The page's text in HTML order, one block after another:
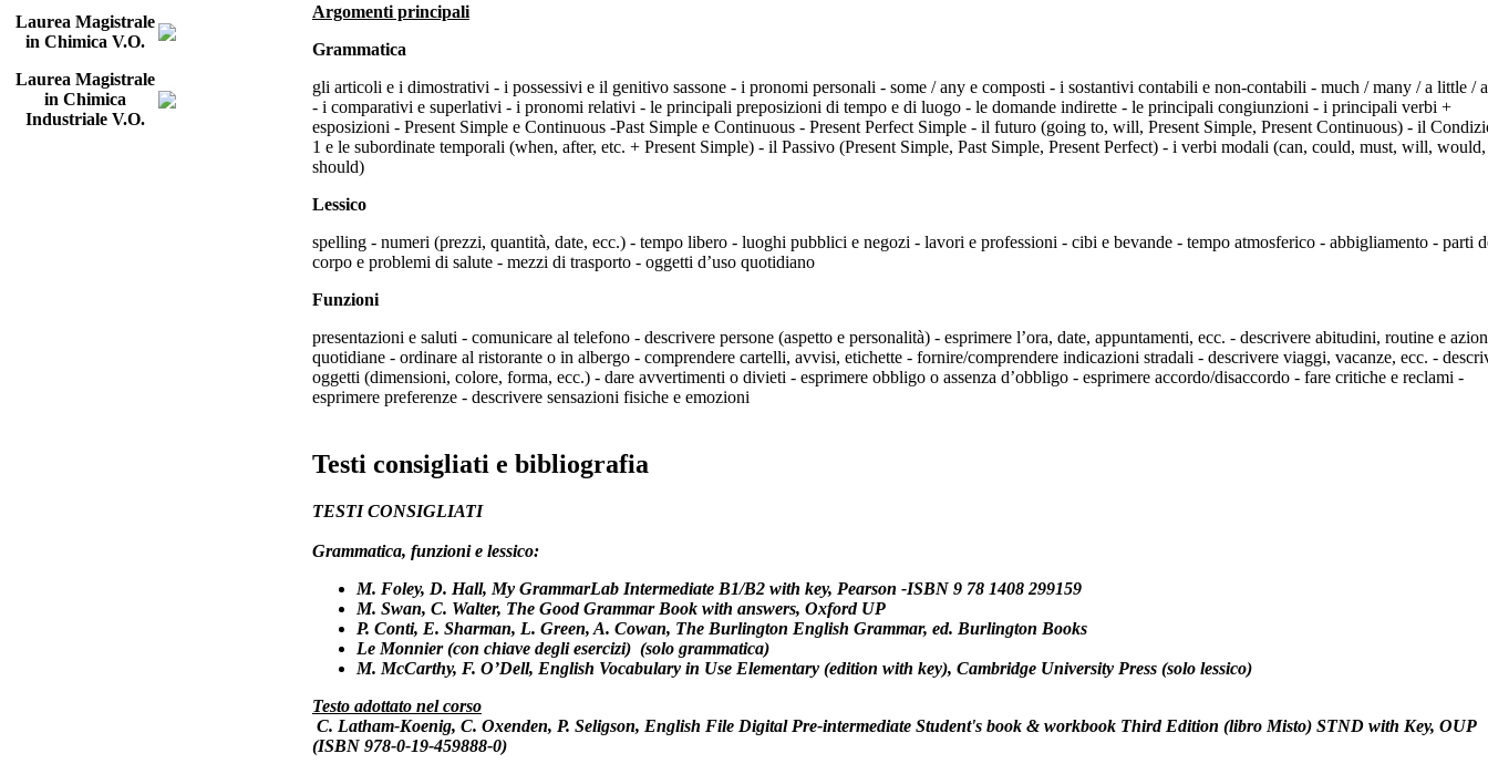
Laurea Magistrale
in Chimica V.O.
Laurea Magistrale
in Chimica
Industriale V.O.
Argomenti principali
Grammatica
gli articoli e i dimostrativi - i possessivi e il genitivo sassone - i pronomi personali - some / any e composti - i sostantivi contabili e non-contabili - much / many / a little /
- i comparativi e superlativi - i pronomi relativi - le principali preposizioni di tempo e di luogo - le domande indirette - le principali congiunzioni - i principali verbi +
esposizioni - Present Simple e Continuous -Past Simple e Continuous - Present Perfect Simple - il futuro (going to, will, Present Simple, Present Continuous) - il
1 e le subordinate temporali (when, after, etc. + Present Simple) - il Passivo (Present Simple, Past Simple, Present Perfect) - i verbi modali (can, could, must, will, would,
should)
Lessico
spelling - numeri (prezzi, quantità, date, ecc.) - tempo libero - luoghi pubblici e negozi - lavori e professioni - cibi e bevande - tempo atmosferico - abbigliamento - parti
corpo e problemi di salute - mezzi di trasporto - oggetti d’uso quotidiano
Funzioni
presentazioni e saluti - comunicare al telefono - descrivere persone (aspetto e personalità) - esprimere l’ora, date, appuntamenti, ecc. - descrivere abitudini, routine e
quotidiane - ordinare al ristorante o in albergo - comprendere cartelli, avvisi, etichette - fornire/comprendere indicazioni stradali - descrivere viaggi, vacanze, ecc. -
oggetti (dimensioni, colore, forma, ecc.) - dare avvertimenti o divieti - esprimere obbligo o assenza d’obbligo - esprimere accordo/disaccordo - fare critiche e reclami -
esprimere preferenze - descrivere sensazioni fisiche e emozioni
Testi consigliati e bibliografia
TESTI CONSIGLIATI
Grammatica, funzioni e lessico:
M. Foley, D. Hall, My GrammarLab Intermediate B1/B2 with key, Pearson -ISBN 9 78 1408 299159
M. Swan, C. Walter, The Good Grammar Book with answers, Oxford UP
P. Conti, E. Sharman, L. Green, A. Cowan, The Burlington English Grammar, ed. Burlington Books
Le Monnier (con chiave degli esercizi) (solo grammatica)
M. McCarthy, F. O’Dell, English Vocabulary in Use Elementary (edition with key), Cambridge University Press (solo lessico)
Testo adottato nel corso
C. Latham-Koenig, C. Oxenden, P. Seligson, English File Digital Pre-intermediate Student's book & workbook Third Edition (libro Misto) STND with Key, OUP
(ISBN 978-0-19-459888-0)